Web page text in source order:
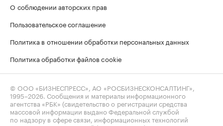
О соблюдении авторских прав
Пользовательское соглашение
Политика в отношении обработки персональных данных
Политика обработки файлов cookie
© ООО «БИЗНЕСПРЕСС», АО «РОСБИЗНЕСКОНСАЛТИНГ»,
1995–2026. Сообщения и материалы информационного
агентства «РБК» (свидетельство о регистрации средства
массовой информации выдано Федеральной службой
по надзору в сфере связи, информационных технологий